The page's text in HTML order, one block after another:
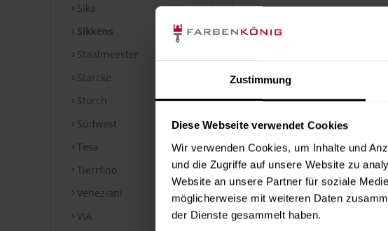
Zustimmung
Diese Webseite verwendet Cookies
Wir verwenden Cookies, um Inhalte und
und die Zugriffe auf unsere Website zu
Website an unsere Partner für soziale
möglicherweise mit weiteren Daten
der Dienste gesammelt haben.
Sika
Sikkens
Staalmeester
Starcke
Storch
Südwest
Tesa
Tierrfino
Veneziani
VIA
1
2